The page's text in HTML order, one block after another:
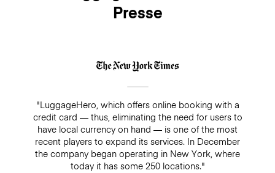
insurance, there is always a guarantee of $500. Make
sure you do not pay cash in a drop-off/pick-up shop,
Presse
"LuggageHero, which offers online booking with a
credit card — thus, eliminating the need for users to
have local currency on hand — is one of the most
recent players to expand its services. In December
the company began operating in New York, where
today it has some 250 locations."